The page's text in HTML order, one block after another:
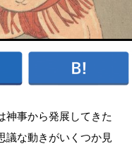
神事から発展してきた
議な動きがいくつか見